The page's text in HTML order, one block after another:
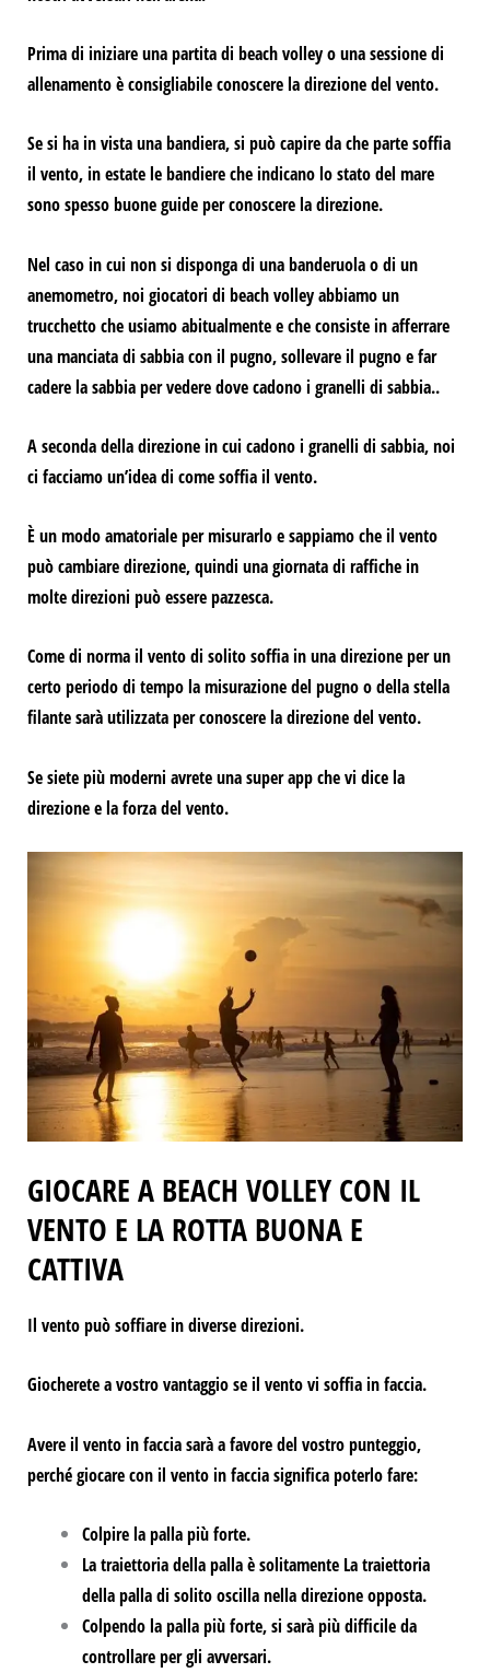
Prima di iniziare una partita di beach volley o una sessione di
allenamentoè consigliabile conoscere la direzione del vento.
Se si ha in vista una bandiera, si può capire da che parte soffia
il vento, in estate le bandiere che indicano lo stato del mare
sono spesso buone guide per conoscere la direzione.
Nel caso in cui non si disponga di una banderuola o di un
anemometro, noi giocatori di beach volley abbiamo un
trucchetto che usiamo abitualmente e che consiste inafferrare
una manciata di sabbia con il pugno, sollevare il pugno e far
cadere la sabbia per vedere dove cadono i granelli di sabbia..
A seconda della direzione in cui cadono i granelli di sabbia, noi
ci facciamo un’idea di come soffia il vento.
È un modo amatoriale per misurarlo e sappiamo che il vento
può cambiare direzione, quindi una giornata di raffiche in
molte direzioni può essere pazzesca.
Come di norma il ventodi solito soffia in una direzione per un
certo periodo di tempola misurazione del pugno o della stella
filante sarà utilizzata perconoscere la direzione del vento.
Se siete più moderni avrete una super app che vi dice la
direzione e la forza del vento.
GIOCARE A BEACH VOLLEY CON IL
VENTO E LA ROTTA BUONA E
CATTIVA
Il vento può soffiare in diverse direzioni.
Giocherete a vostro vantaggio se il vento vi soffia in faccia.
Avere il vento in faccia sarà a favore del vostro punteggio,
perché giocare con il vento in faccia significa poterlo fare:
Colpire la palla più forte.
La traiettoria della palla è solitamente La traiettoria
della palla di solito oscilla nella direzione opposta.
Colpendo la palla più forte, si sarà più difficile da
controllare per gli avversari.